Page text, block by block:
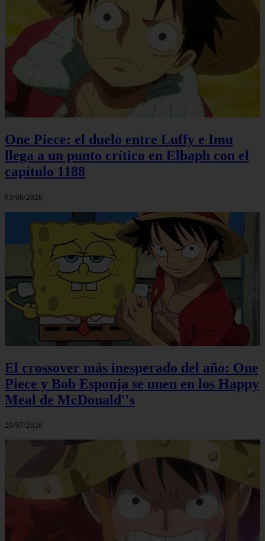
One Piece: el duelo entre Luffy e Imu
llega a un punto crítico en Elbaph con el
capítulo 1188
03/08/2026
El crossover más inesperado del año: One
Piece y Bob Esponja se unen en los Happy
Meal de McDonald''s
29/07/2026